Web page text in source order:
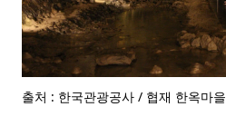
출처 : 한국관광공사 / 협재 한옥마을